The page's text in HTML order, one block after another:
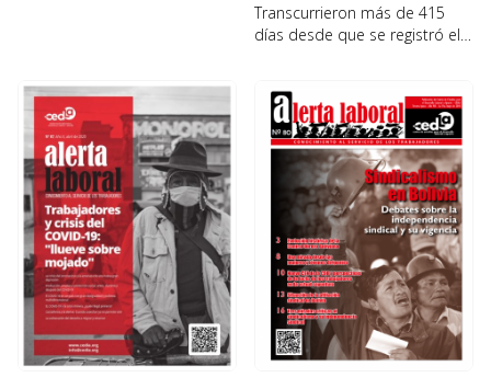
Transcurrieron más de 415
días desde que se registró el
personas pareció una
eternidad por el proceso lento
de…